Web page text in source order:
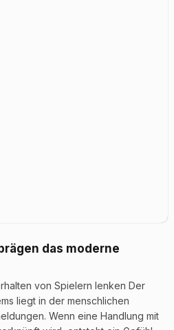
das moderne
von Spielern lenken Der
liegt in der menschlichen
Wenn eine Handlung mit